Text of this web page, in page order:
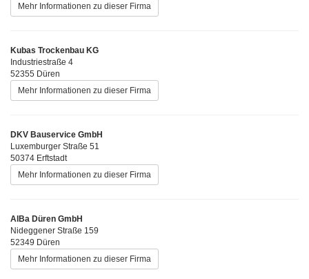
Mehr Informationen zu dieser Firma
Kubas Trockenbau KG
Industriestraße 4
52355 Düren
Mehr Informationen zu dieser Firma
DKV Bauservice GmbH
Luxemburger Straße 51
50374 Erftstadt
Mehr Informationen zu dieser Firma
AlBa Düren GmbH
Nideggener Straße 159
52349 Düren
Mehr Informationen zu dieser Firma